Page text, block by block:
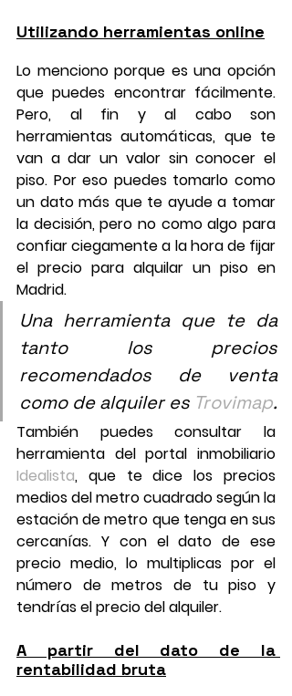
Utilizando herramientas online
Lo menciono porque es una opción
que puedes encontrar fácilmente.
Pero, al fin y al cabo son
herramientas automáticas, que te
van a dar un valor sin conocer el
piso. Por eso puedes tomarlo como
un dato más que te ayude a tomar
la decisión, pero no como algo para
confiar ciegamente a la hora de fijar
el precio para alquilar un piso en
Madrid.
Una herramienta que te da
tanto los precios
recomendados de venta
como de alquiler es Trovimap.
También puedes consultar la
Idealista, que te dice los precios
medios del metro cuadrado según la
estación de metro que tenga en sus
cercanías. Y con el dato de ese
precio medio, lo multiplicas por el
número de metros de tu piso y
tendrías el precio del alquiler.
A partir del dato de la
rentabilidad bruta